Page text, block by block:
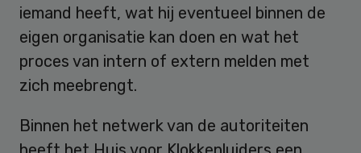
iemand heeft, wat hij eventueel binnen de
eigen organisatie kan doen en wat het
proces van intern of extern melden met
zich meebrengt.
Binnen het netwerk van de autoriteiten